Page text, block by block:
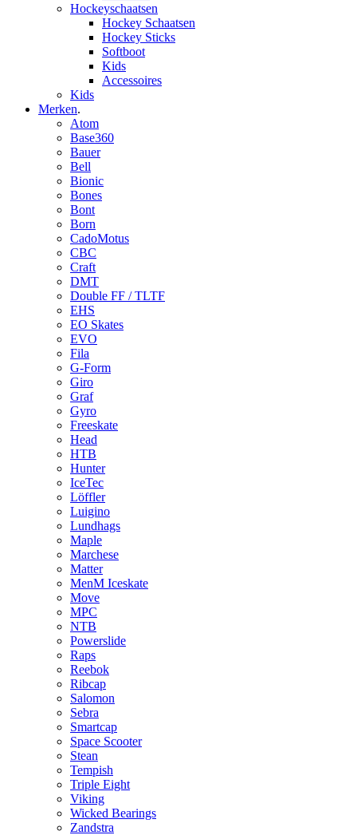
Hockeyschaatsen
Hockey Schaatsen
Hockey Sticks
Softboot
Kids
Accessoires
Kids
Merken.
Atom
Base360
Bauer
Bell
Bionic
Bones
Bont
Born
CadoMotus
CBC
Craft
DMT
Double FF / TLTF
EHS
EO Skates
EVO
Fila
G-Form
Giro
Graf
Gyro
Freeskate
Head
HTB
Hunter
IceTec
Löffler
Luigino
Lundhags
Maple
Marchese
Matter
MenM Iceskate
Move
MPC
NTB
Powerslide
Raps
Reebok
Ribcap
Salomon
Sebra
Smartcap
Space Scooter
Stean
Tempish
Triple Eight
Viking
Wicked Bearings
Zandstra